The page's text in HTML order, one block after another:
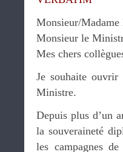
Monsieur/Madame
Monsieur le
Mes chers
Je souhaite ouvrir
Ministre.
Depuis plus d’un
la souveraineté
les campagnes